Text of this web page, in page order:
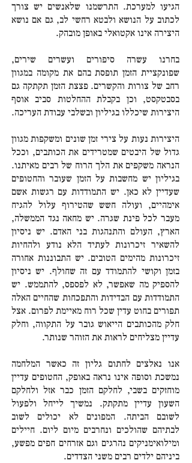
הגיעו למערכת. התרשמנו שלאנשים יש צורך
לכתוב על הנושא ולבטא רחשי לב, גם אם נושא
היצירה אינו אקטואלי באופן מובהק.
בחרנו עשרה סיפורים ועשרים שירים,
שפונקציית הזמן תופסת בהם את מקומה במגוון
רחב של צורות והקשרים. פצצת הזמן תקתקה גם
בסבטקסט, וכן בקבלת ההחלטות סביב אוסף
היצירות שיכללו בגיליון ובשלבי עבודת העריכה.
היצירות נעות על צירי זמן שונים ומשקפות מגוון
גדול של היבטים שמטרידים את הכותבים, וככל
הנראה משקפים את הלך הרוח של רבים מאיתנו.
בגיליון יש מחשבות על הזמן שעובר והחטופים
שעדיין לא כאן. יש התמודדות עם רגשות אשם
אימהיים, ועולה חשש שהטירוף עלול להגיח
מעבר לכל פינת שגרה. יש מחאה נגד הממשלה,
הארץ, העולם והתנהגות בני האדם. יש ניסיון
להשאיר זיכרונות לעתיד הלא נודע ולהחיות
זיכרונות מהימים הטובים. יש התבוננות אחורה
בזמן וקושי להתמודד עם זה שחולף. יש ניסיון
להספיק מה שאפשר, לא לפספס, להתממש. יש
התמודדות עם הבדידות והתפכחות שהחיים האלה
תפורים בחוט עדין שכל רוח מאיימת לפרום. אצל
חלק מהכותבים הייאוש גובר על התקווה, וחלק
עדיין מצליחים לראות את הזוהר שנותר.
אנו נאלצים לחתום גליון זה כאשר המלחמה
נמשכת וסופה אינו נראה באופק, החטופים עדיין
מוחזקים בשבי, לחלקם הזמן כבר אזל ולחלקם
השעון עדיין מתקתק. נמשיך לייחל ולפעול
לשובם הביתה. המפונים לא יכולים לשוב
לבתיהם שהולכים ונחרבים מיום ליום. חיילים
ומילואימניקים נהרגים וגם אזרחים חפים מפשע,
ביניהם ילדים רבים משני הצדדים.